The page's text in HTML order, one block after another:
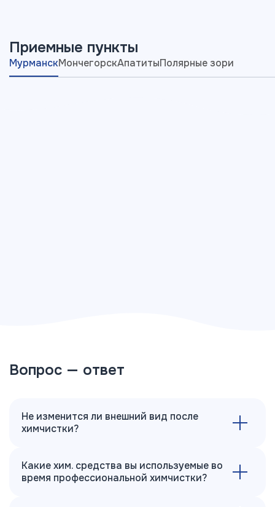
Приемные пункты
МурманскМончегорскАпатитыПолярные зори
Вопрос — ответ
Не изменится ли внешний вид после
химчистки?
Какие хим. средства вы используемые во
время профессиональной химчистки?